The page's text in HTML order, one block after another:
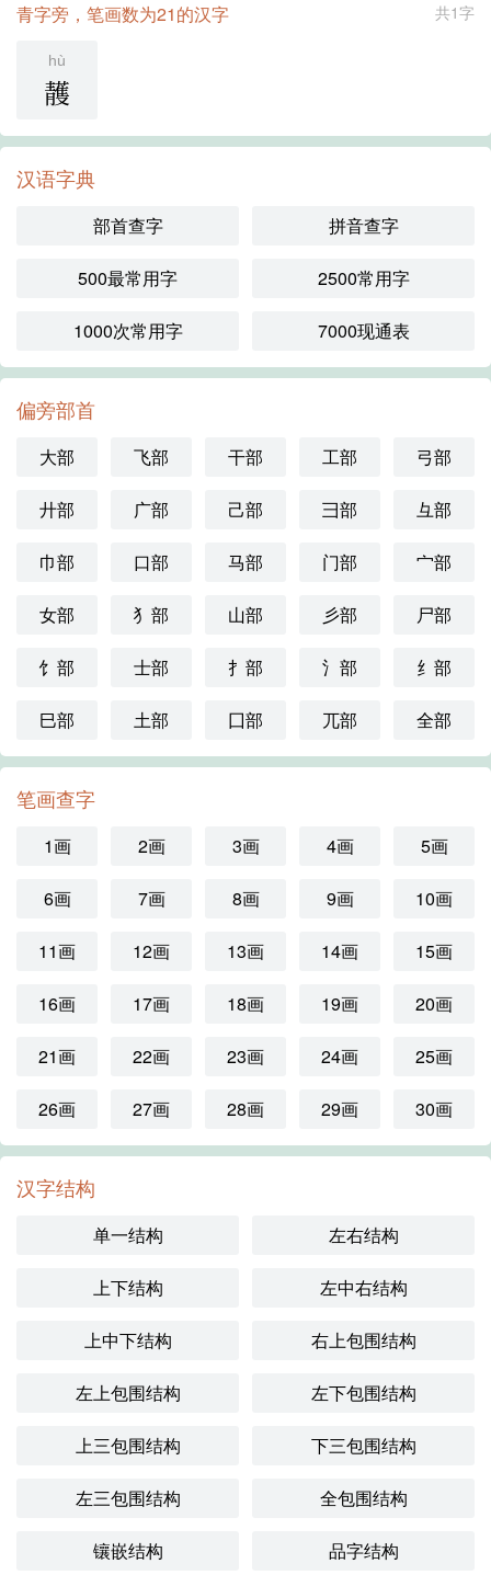
共1字
青字旁，笔画数为21的汉字
hù
䨼
汉语字典
部首查字 拼音查字
500最常用字 2500常用字
1000次常用字 7000现通表
偏旁部首
大部 飞部 干部 工部 弓部
廾部 广部 己部 彐部 彑部
巾部 口部 马部 门部 宀部
女部 犭部 山部 彡部 尸部
饣部 士部 扌部 氵部 纟部
巳部 土部 囗部 兀部 全部
笔画查字
1画 2画 3画 4画 5画
6画 7画 8画 9画 10画
11画 12画 13画 14画 15画
16画 17画 18画 19画 20画
21画 22画 23画 24画 25画
26画 27画 28画 29画 30画
汉字结构
单一结构 左右结构
上下结构 左中右结构
上中下结构 右上包围结构
左上包围结构 左下包围结构
上三包围结构 下三包围结构
左三包围结构 全包围结构
镶嵌结构 品字结构